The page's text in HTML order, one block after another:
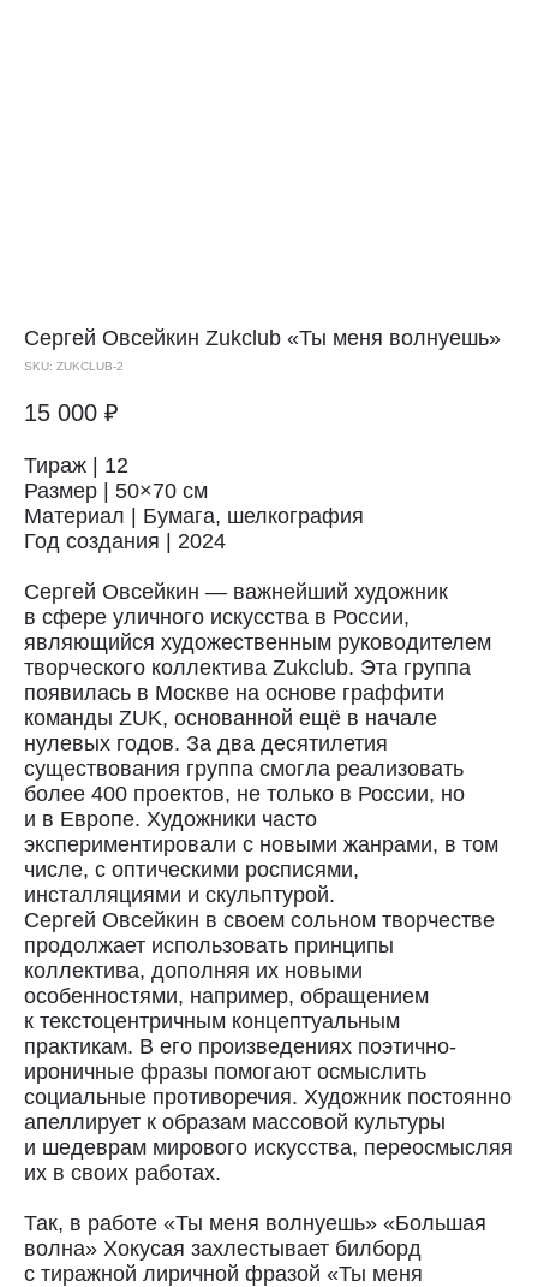
Сергей Овсейкин Zukclub «Ты меня волнуешь»
SKU: ZUKCLUB-2
15 000 ₽
Тираж | 12
Размер | 50×70 см
Материал | Бумага, шелкография
Год создания | 2024
Сергей Овсейкин — важнейший художник
в сфере уличного искусства в России,
являющийся художественным руководителем
творческого коллектива Zukclub. Эта группа
появилась в Москве на основе граффити
команды ZUK, оcнованной ещё в начале
нулевых годов. За два десятилетия
существования группа смогла реализовать
более 400 проектов, не только в России, но
и в Европе. Художники часто
экспериментировали с новыми жанрами, в том
числе, с оптическими росписями,
инсталляциями и скульптурой.
Сергей Овсейкин в своем сольном творчестве
продолжает использовать принципы
коллектива, дополняя их новыми
особенностями, например, обращением
к текстоцентричным концептуальным
практикам. В его произведениях поэтично-
ироничные фразы помогают осмыслить
социальные противоречия. Художник постоянно
апеллирует к образам массовой культуры
и шедеврам мирового искусства, переосмысляя
их в своих работах.
Так, в работе «Ты меня волнуешь» «Большая
волна» Хокусая захлестывает билборд
с тиражной лиричной фразой «Ты меня
Доставка осуществляется курьерской
службой СДЭК за счёт покупателя.
Сроки доставки: 2−3 дня по Санкт-
Петербургу и 3−8 дней по России.
Самовывоз из магазина в Санкт-
по предварительной договорённости
+7 (921) 433-35-93
Доставка